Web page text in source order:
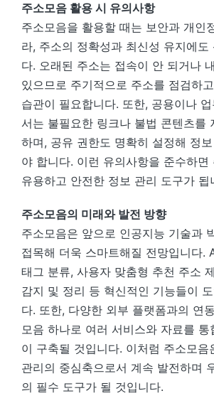
주소모음 활용 시 유의사항
주소모음을 활용할 때는 보안과 개인
라, 주소의 정확성과 최신성 유지에도
다. 오래된 주소는 접속이 안 되거나
있으므로 주기적으로 주소를 점검하
습관이 필요합니다. 또한, 공용이나
서는 불필요한 링크나 불법 콘텐츠를
하며, 공유 권한도 명확히 설정해 정
야 합니다. 이런 유의사항을 준수하면
유용하고 안전한 정보 관리 도구가 됩
주소모음의 미래와 발전 방향
주소모음은 앞으로 인공지능 기술과
접목해 더욱 스마트해질 전망입니다.
태그 분류, 사용자 맞춤형 추천 주소
감지 및 정리 등 혁신적인 기능들이
다. 또한, 다양한 외부 플랫폼과의 연
모음 하나로 여러 서비스와 자료를 통
이 구축될 것입니다. 이처럼 주소모음
관리의 중심축으로서 계속 발전하며
의 필수 도구가 될 것입니다.